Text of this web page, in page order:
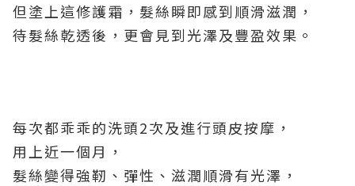
但塗上這修護霜，髮絲瞬即感到順滑滋潤，
待髮絲乾透後，更會見到光澤及豐盈效果。
每次都乖乖的洗頭2次及進行頭皮按摩，
用上近一個月，
髮絲變得強靭、彈性、滋潤順滑有光澤，